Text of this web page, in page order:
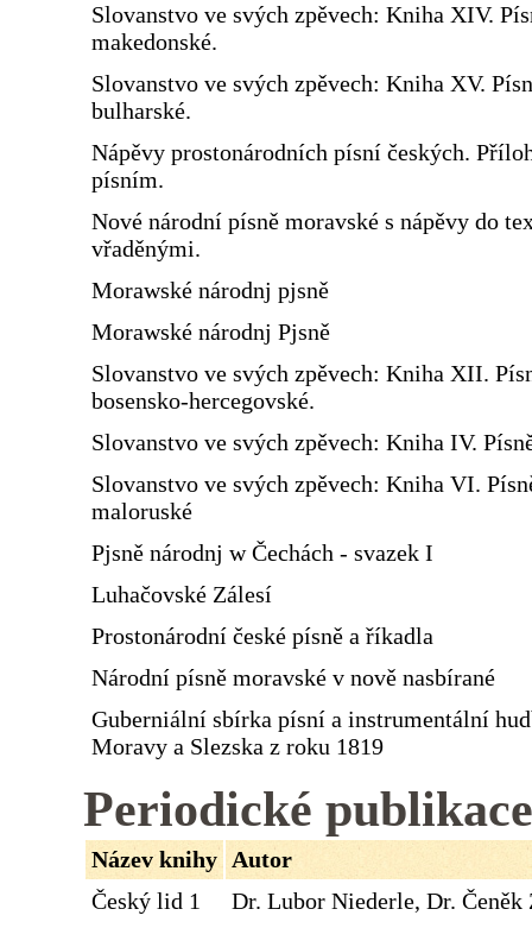
Slovanstvo ve svých zpěvech: Kniha XIV.
makedonské.
Slovanstvo ve svých zpěvech: Kniha XV.
bulharské.
Nápěvy prostonárodních písní českých.
písním.
Nové národní písně moravské s nápěvy do
vřaděnými.
Morawské národnj pjsně
Morawské národnj Pjsně
Slovanstvo ve svých zpěvech: Kniha XII.
bosensko-hercegovské.
Slovanstvo ve svých zpěvech: Kniha IV.
Slovanstvo ve svých zpěvech: Kniha VI.
maloruské
Pjsně národnj w Čechách - svazek I
Luhačovské Zálesí
Prostonárodní české písně a říkadla
Národní písně moravské v nově nasbírané
Guberniální sbírka písní a instrumentální
Moravy a Slezska z roku 1819
Periodické publikace
Název knihy Autor
Český lid 1
Dr. Lubor Niederle, Dr. Čeněk